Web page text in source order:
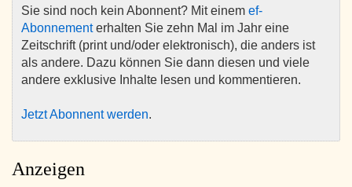
Sie sind noch kein Abonnent? Mit einem ef-
Abonnementerhalten Sie zehn Mal im Jahr eine
Zeitschrift (print und/oder elektronisch), die anders ist
als andere. Dazu können Sie dann diesen und viele
andere exklusive Inhalte lesen und kommentieren.
Jetzt Abonnent werden.
Anzeigen